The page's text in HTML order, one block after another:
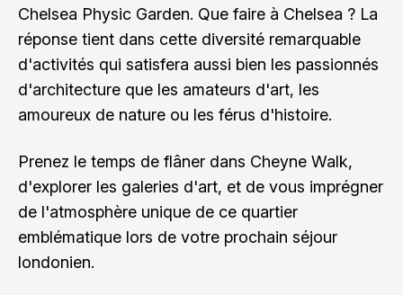
Chelsea Physic Garden. Que faire à Chelsea ? La
réponse tient dans cette diversité remarquable
d'activités qui satisfera aussi bien les passionnés
d'architecture que les amateurs d'art, les
amoureux de nature ou les férus d'histoire.
Prenez le temps de flâner dans Cheyne Walk,
d'explorer les galeries d'art, et de vous imprégner
de l'atmosphère unique de ce quartier
emblématique lors de votre prochain séjour
londonien.